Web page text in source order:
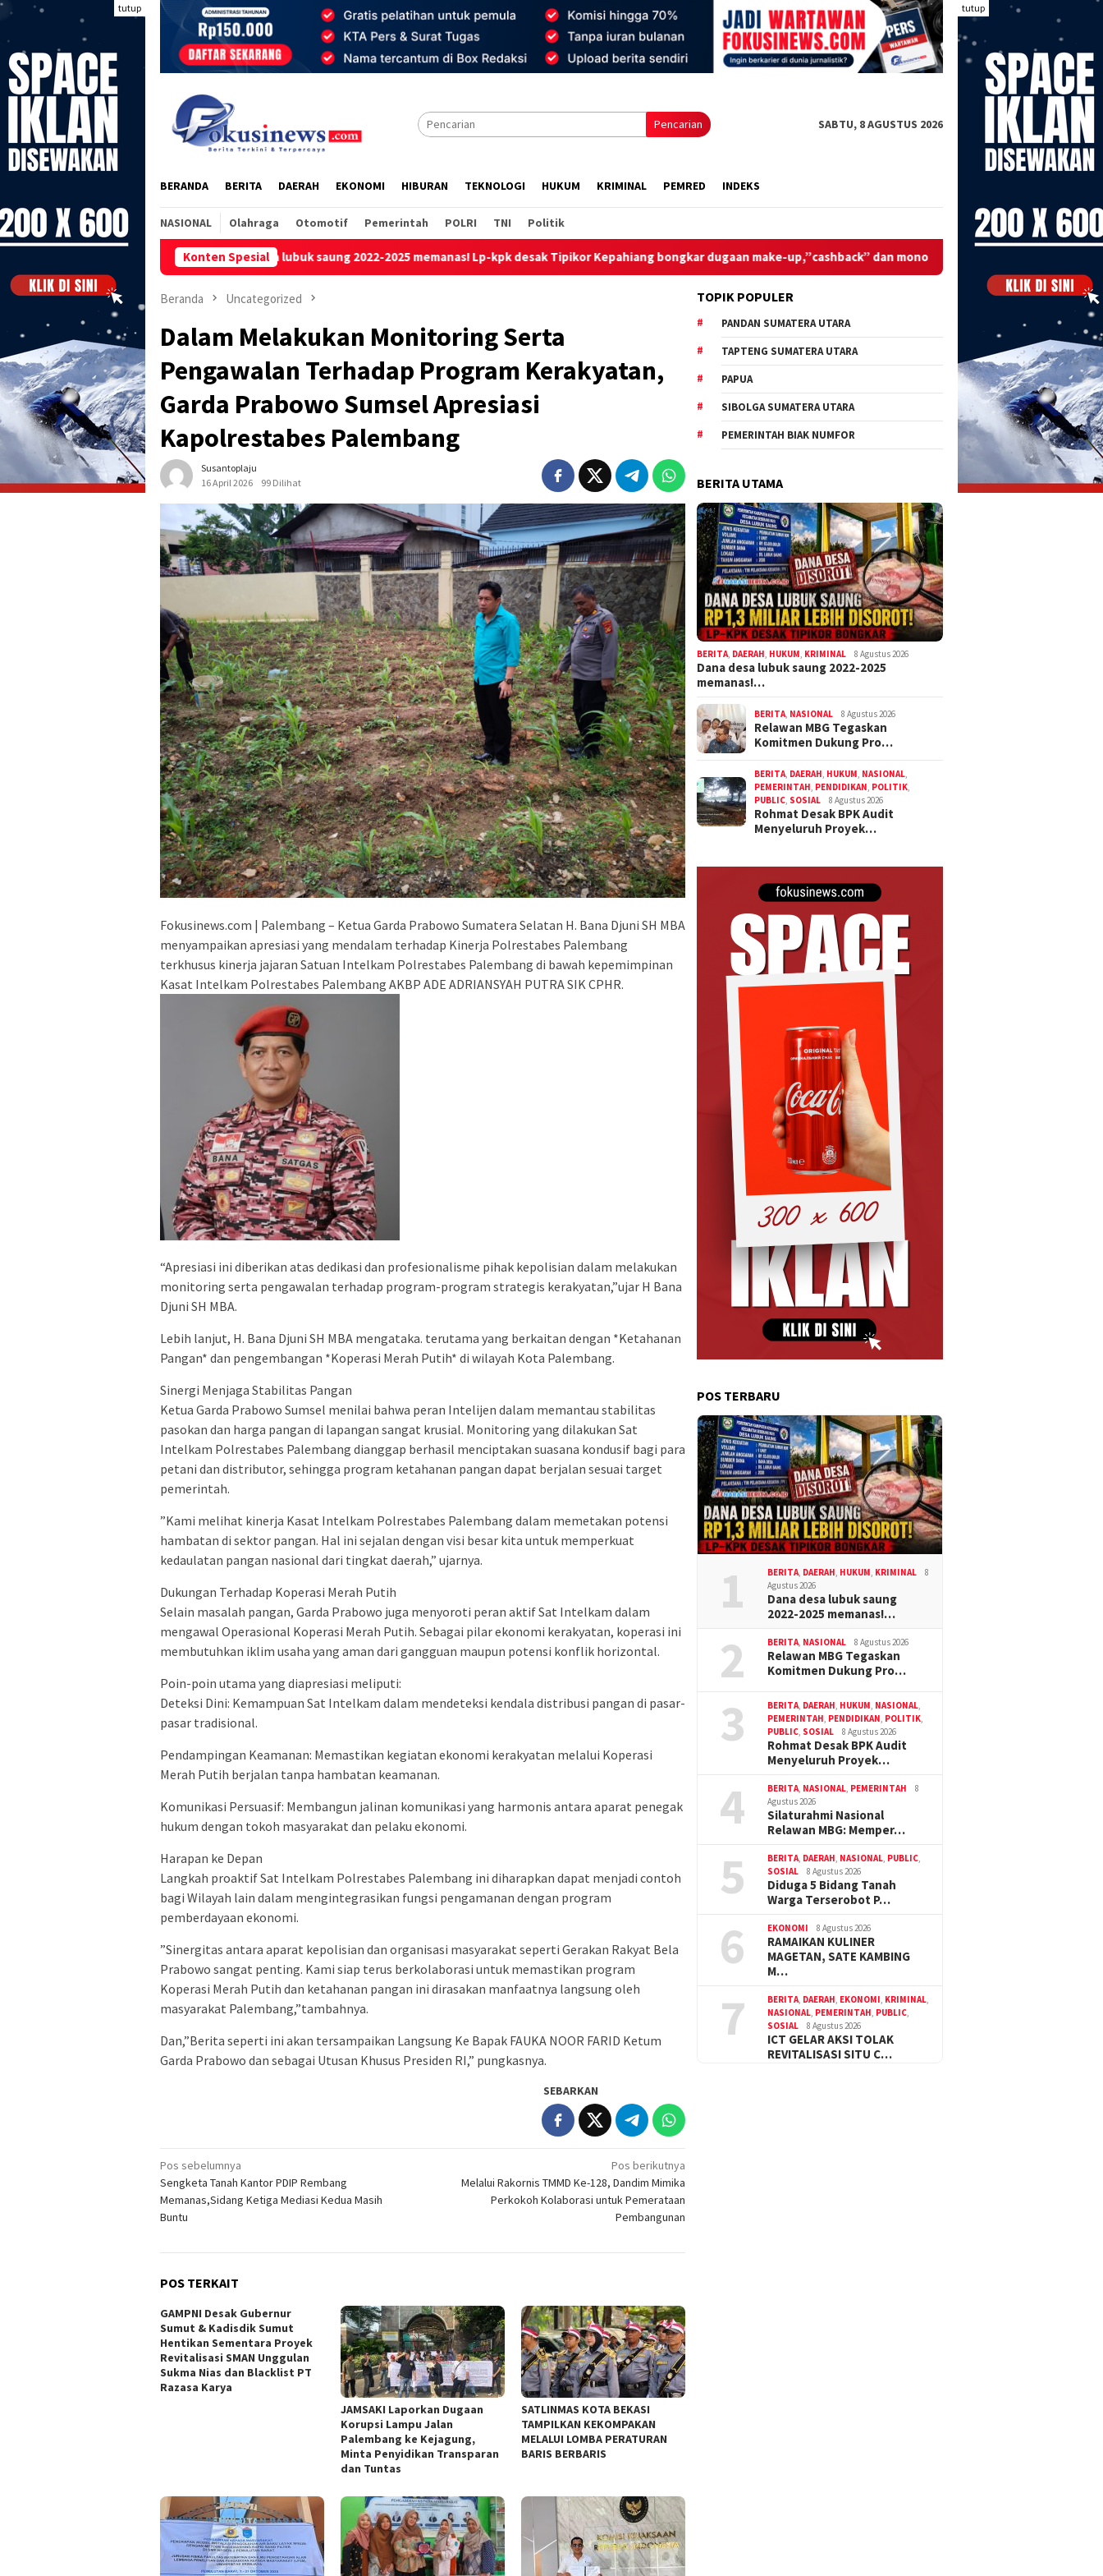
Loncat
konten
tutup tutup
Pencarian SABTU, 8 AGUSTUS 2026
BERANDA BERITA DAERAH EKONOMI HIBURAN TEKNOLOGI HUKUM KRIMINAL PEMRED INDEKS
NASIONAL Olahraga Otomotif Pemerintah POLRI TNI Politik
Konten Spesial
Dana desa lubuk saung 2022-2025 memanas! Lp-kpk desak Tipikor Kepahiang bongkar dugaan make-up,”cashback” dan monopoli Relawan MBG Tegaskan Komitmen
Beranda Uncategorized
Dalam Melakukan Monitoring Serta
Pengawalan Terhadap Program Kerakyatan,
Garda Prabowo Sumsel Apresiasi
Kapolrestabes Palembang
Susantoplaju
16 April 2026
99 Dilihat
Fokusinews.com | Palembang – Ketua Garda Prabowo Sumatera Selatan H. Bana Djuni SH MBA
menyampaikan apresiasi yang mendalam terhadap Kinerja Polrestabes Palembang
terkhusus kinerja jajaran Satuan Intelkam Polrestabes Palembang di bawah kepemimpinan
Kasat Intelkam Polrestabes Palembang AKBP ADE ADRIANSYAH PUTRA SIK CPHR.
“​Apresiasi ini diberikan atas dedikasi dan profesionalisme pihak kepolisian dalam melakukan
monitoring serta pengawalan terhadap program-program strategis kerakyatan,”ujar H Bana
Djuni SH MBA.
Lebih lanjut, H. Bana Djuni SH MBA mengataka. terutama yang berkaitan dengan *Ketahanan
Pangan* dan pengembangan *Koperasi Merah Putih* di wilayah Kota Palembang.
​Sinergi Menjaga Stabilitas Pangan
​Ketua Garda Prabowo Sumsel menilai bahwa peran Intelijen dalam memantau stabilitas
pasokan dan harga pangan di lapangan sangat krusial. Monitoring yang dilakukan Sat
Intelkam Polrestabes Palembang dianggap berhasil menciptakan suasana kondusif bagi para
petani dan distributor, sehingga program ketahanan pangan dapat berjalan sesuai target
pemerintah.
​”Kami melihat kinerja Kasat Intelkam Polrestabes Palembang dalam memetakan potensi
hambatan di sektor pangan. Hal ini sejalan dengan visi besar kita untuk memperkuat
kedaulatan pangan nasional dari tingkat daerah,” ujarnya.
​Dukungan Terhadap Koperasi Merah Putih
​Selain masalah pangan, Garda Prabowo juga menyoroti peran aktif Sat Intelkam dalam
mengawal Operasional Koperasi Merah Putih. Sebagai pilar ekonomi kerakyatan, koperasi ini
membutuhkan iklim usaha yang aman dari gangguan maupun potensi konflik horizontal.
​Poin-poin utama yang diapresiasi meliputi:
​Deteksi Dini: Kemampuan Sat Intelkam dalam mendeteksi kendala distribusi pangan di pasar-
pasar tradisional.
​Pendampingan Keamanan: Memastikan kegiatan ekonomi kerakyatan melalui Koperasi
Merah Putih berjalan tanpa hambatan keamanan.
​Komunikasi Persuasif: Membangun jalinan komunikasi yang harmonis antara aparat penegak
hukum dengan tokoh masyarakat dan pelaku ekonomi.
​Harapan ke Depan
​Langkah proaktif Sat Intelkam Polrestabes Palembang ini diharapkan dapat menjadi contoh
bagi Wilayah lain dalam mengintegrasikan fungsi pengamanan dengan program
pemberdayaan ekonomi.
​”Sinergitas antara aparat kepolisian dan organisasi masyarakat seperti Gerakan Rakyat Bela
Prabowo sangat penting. Kami siap terus berkolaborasi untuk memastikan program
Koperasi Merah Putih dan ketahanan pangan ini dirasakan manfaatnya langsung oleh
masyarakat Palembang,”tambahnya.
Dan,”Berita seperti ini akan tersampaikan Langsung Ke Bapak FAUKA NOOR FARID Ketum
Garda Prabowo dan sebagai Utusan Khusus Presiden RI,” pungkasnya.
SEBARKAN
Navigasi
pos
Pos sebelumnya
Sengketa Tanah Kantor PDIP Rembang
Memanas,Sidang Ketiga Mediasi Kedua Masih
Buntu
Pos berikutnya
Melalui Rakornis TMMD Ke-128, Dandim Mimika
Perkokoh Kolaborasi untuk Pemerataan
Pembangunan
POS TERKAIT
GAMPNI Desak Gubernur
Sumut & Kadisdik Sumut
Hentikan Sementara Proyek
Revitalisasi SMAN Unggulan
Sukma Nias dan Blacklist PT
Razasa Karya
JAMSAKI Laporkan Dugaan
Korupsi Lampu Jalan
Palembang ke Kejagung,
Minta Penyidikan Transparan
dan Tuntas
SATLINMAS KOTA BEKASI
TAMPILKAN KEKOMPAKAN
MELALUI LOMBA PERATURAN
BARIS BERBARIS
TOPIK POPULER
PANDAN SUMATERA UTARA
TAPTENG SUMATERA UTARA
PAPUA
SIBOLGA SUMATERA UTARA
PEMERINTAH BIAK NUMFOR
BERITA UTAMA
BERITA, DAERAH, HUKUM, KRIMINAL 8 Agustus 2026
Dana desa lubuk saung 2022-2025
memanas!…
BERITA, NASIONAL 8 Agustus 2026
Relawan MBG Tegaskan
Komitmen Dukung Pro…
BERITA, DAERAH, HUKUM, NASIONAL,
PEMERINTAH, PENDIDIKAN, POLITIK,
PUBLIC, SOSIAL 8 Agustus 2026
Rohmat Desak BPK Audit
Menyeluruh Proyek…
POS TERBARU
1 BERITA, DAERAH, HUKUM, KRIMINAL
8
Agustus 2026
Dana desa lubuk saung
2022-2025 memanas!…
2 BERITA, NASIONAL 8 Agustus 2026
Relawan MBG Tegaskan
Komitmen Dukung Pro…
3 BERITA, DAERAH, HUKUM, NASIONAL,
PEMERINTAH, PENDIDIKAN, POLITIK,
PUBLIC, SOSIAL 8 Agustus 2026
Rohmat Desak BPK Audit
Menyeluruh Proyek…
4 BERITA, NASIONAL, PEMERINTAH
8
Agustus 2026
Silaturahmi Nasional
Relawan MBG: Memper…
5 BERITA, DAERAH, NASIONAL, PUBLIC,
SOSIAL
8 Agustus 2026
Diduga 5 Bidang Tanah
Warga Terserobot P…
6 EKONOMI 8 Agustus 2026
RAMAIKAN KULINER
MAGETAN, SATE KAMBING
M…
7 BERITA, DAERAH, EKONOMI, KRIMINAL,
NASIONAL, PEMERINTAH, PUBLIC,
SOSIAL
8 Agustus 2026
ICT GELAR AKSI TOLAK
REVITALISASI SITU C…